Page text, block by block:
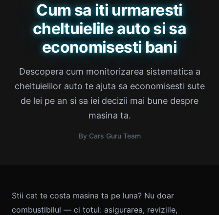
Cum sa iti urmaresti
cheltuielile auto si sa
economisesti bani
Descopera cum monitorizarea sistematica a
cheltuielilor auto te ajuta sa economisesti sute
de lei pe an si sa iei decizii mai bune despre
masina ta.
By Cars Guru Team
Stii cat te costa masina ta pe luna? Nu doar
combustibilul — ci totul: asigurarea, reviziile,